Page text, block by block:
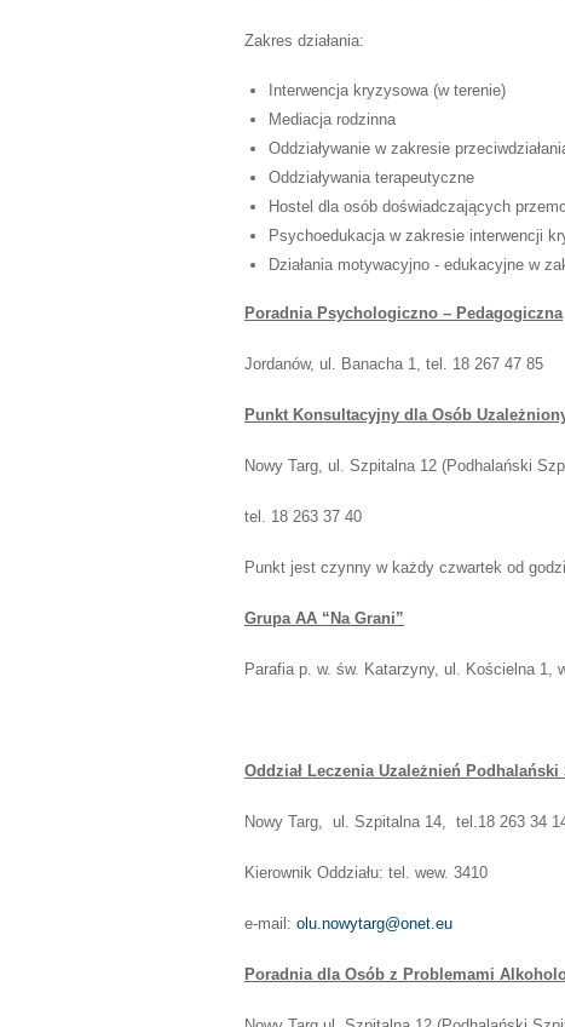
Zakres działania:
Interwencja kryzysowa (w terenie)
Mediacja rodzinna
Oddziaływanie w zakresie
Oddziaływania terapeutyczne
Hostel dla osób doświadczających
Psychoedukacja w zakresie interwencji
Działania motywacyjno - edukacyjne w
Poradnia Psychologiczno – Pedagogiczna
Jordanów, ul. Banacha 1, tel. 18 267 47 85
Punkt Konsultacyjny dla Osób
Nowy Targ, ul. Szpitalna 12 (Podhalański
tel. 18 263 37 40
Punkt jest czynny w każdy czwartek od
Grupa AA “Na Grani”
Parafia p. w. św. Katarzyny, ul. Kościelna 1,
Oddział Leczenia Uzależnień
Nowy Targ, ul. Szpitalna 14, tel.18 263 34
Kierownik Oddziału: tel. wew. 3410
e-mail: olu.nowytarg@onet.eu
Poradnia dla Osób z Problemami